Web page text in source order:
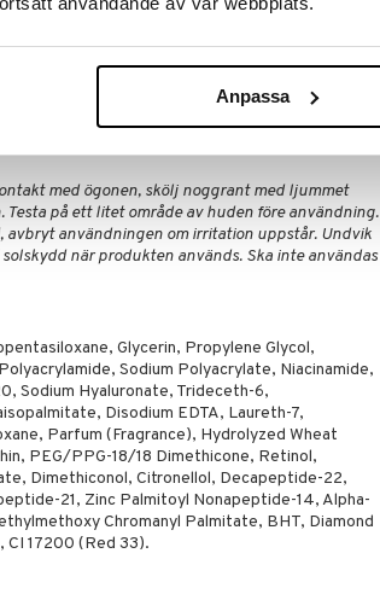
Anpassa
cirkulära rörelser och massera försiktigt in.
med ögonen, skölj noggrant med ljummet
på ett litet område av huden före användning.
avbryt användningen om irritation uppstår. Undvik
när produkten används. Ska inte användas
Glycerin, Propylene Glycol,
Sodium Polyacrylate, Niacinamide,
Sodium Hyaluronate, Trideceth-6,
Disodium EDTA, Laureth-7,
Parfum (Fragrance), Hydrolyzed Wheat
PEG/PPG-18/18 Dimethicone, Retinol,
Dimethiconol, Citronellol, Decapeptide-22,
21, Zinc Palmitoyl Nonapeptide-14, Alpha-
Chromanyl Palmitate, BHT, Diamond
CI 17200 (Red 33).